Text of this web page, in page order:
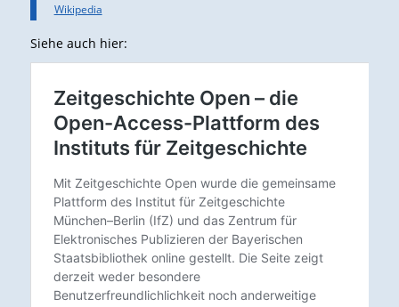
Wikipedia
Siehe auch hier: